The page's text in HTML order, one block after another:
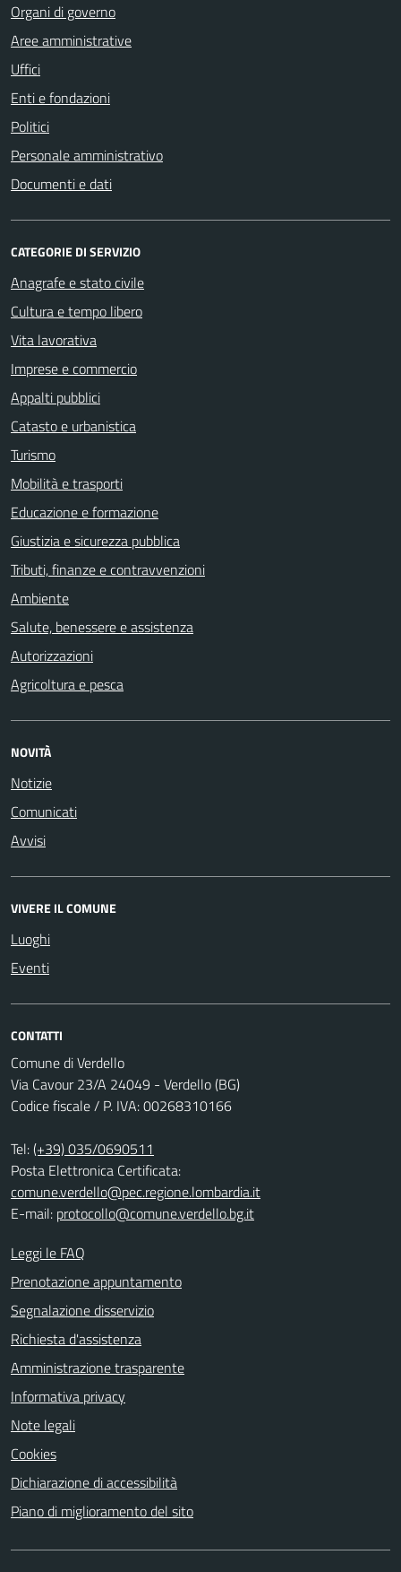
Organi di governo
Aree amministrative
Uffici
Enti e fondazioni
Politici
Personale amministrativo
Documenti e dati
CATEGORIE DI SERVIZIO
Anagrafe e stato civile
Cultura e tempo libero
Vita lavorativa
Imprese e commercio
Appalti pubblici
Catasto e urbanistica
Turismo
Mobilità e trasporti
Educazione e formazione
Giustizia e sicurezza pubblica
Tributi, finanze e contravvenzioni
Ambiente
Salute, benessere e assistenza
Autorizzazioni
Agricoltura e pesca
NOVITÀ
Notizie
Comunicati
Avvisi
VIVERE IL COMUNE
Luoghi
Eventi
CONTATTI
Comune di Verdello
Via Cavour 23/A 24049 - Verdello (BG)
Codice fiscale / P. IVA: 00268310166
Tel:(+39) 035/0690511
Posta Elettronica Certificata:
comune.verdello@pec.regione.lombardia.it
E-mail: protocollo@comune.verdello.bg.it
Leggi le FAQ
Prenotazione appuntamento
Segnalazione disservizio
Richiesta d'assistenza
Amministrazione trasparente
Informativa privacy
Note legali
Cookies
Dichiarazione di accessibilità
Piano di miglioramento del sito